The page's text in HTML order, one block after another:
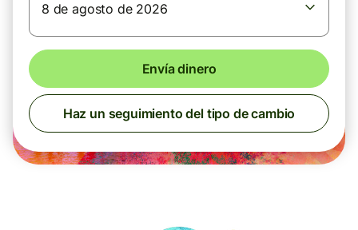
8 de agosto de 2026
Envía dinero
Haz un seguimiento del tipo de cambio